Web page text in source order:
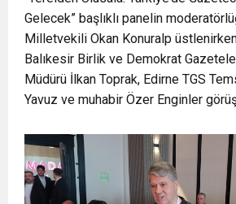
Gelecek” başlıklı panelin
Milletvekili Okan Konuralp
Balıkesir Birlik ve Demokrat
Müdürü İlkan Toprak, Edirne TGS
Yavuz ve muhabir Özer Enginler